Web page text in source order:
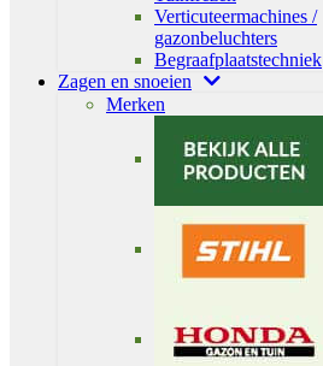
Verticuteermachines /
gazonbeluchters
Begraafplaatstechniek
Zagen en snoeien
Merken